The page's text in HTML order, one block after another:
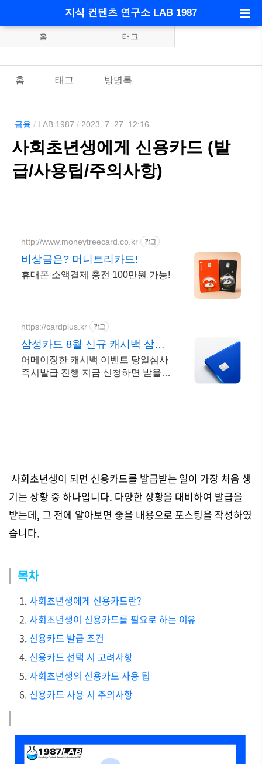
지식 컨텐츠 연구소 LAB 1987
홈 태그
홈 태그 방명록
금융 / LAB 1987 / 2023. 7. 27. 12:16
사회초년생에게 신용카드 (발
급/사용팁/주의사항)
http://www.moneytreecard.co.kr 광고
비상금은? 머니트리카드!
휴대폰 소액결제 충전 100만원 가능!
https://cardplus.kr 광고
삼성카드 8월 신규 캐시백 삼성
카드 최대 캐시백지원
어메이징한 캐시백 이벤트 당일심사
즉시발급 진행 지금 신청하면 받을수
사회초년생이 되면 신용카드를 발급받는 일이 가장 처음 생
기는 상황 중 하나입니다. 다양한 상황을 대비하여 발급을
받는데, 그 전에 알아보면 좋을 내용으로 포스팅을 작성하였
습니다.
목차
사회초년생에게 신용카드란?
사회초년생이 신용카드를 필요로 하는 이유
신용카드 발급 조건
신용카드 선택 시 고려사항
사회초년생의 신용카드 사용 팁
신용카드 사용 시 주의사항